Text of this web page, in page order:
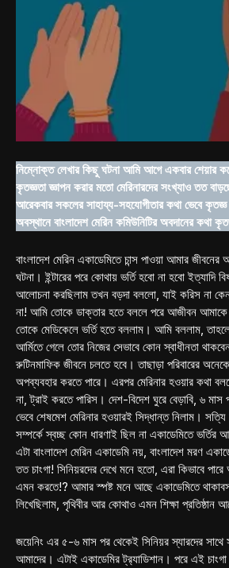
নিম্নোক্ত লেখার কিছু ঘটনা আমি আগে একবার শেয়ার
কৃতজ্ঞতা জ্ঞাপন করার মতো মেরিনারদের সংখ্যাও তত
আরেকবার সকলের সাহায্য-সহযোগীতার কথা ভেবে
অবস্থানে বাংলাদেশ মেরিন কমিউনিটির অবদানের কথা
বাংলাদেশ মেরিন একাডেমিতে চান্স পাওয়া আমার
ঘটনা। ইন্টারের পরে কোথায় ভর্তি হবো না হবো ইত্যাদি
আলোচনা করছিলাম তখন বড়দা বললো, যাই করিস না
না! আমি তোকে ডাক্তার হতে বললে পরে আজীবন আমাকে
তোকে মেডিকেলে ভর্তি হতে বললাম। আমি বললাম,
আর্মিতে গেলে তোর নিজের সেভাবে কোন স্বাধীনতা
রুটিনমাফিক জীবনে চলতে হবে। তাছাড়া পরিবারের
অপব্যবহার করতে পারে। এরপর মেরিনার হওয়ার কথা
না, ট্রাই করতে পারিস। দেশ-বিদেশ ঘুরে বেড়াবি, ৬
ভেবে শেষমেশ মেরিনার হওয়ারই সিদ্ধান্ত নিলাম। সত্যি
সম্পর্কে স্বচ্ছ কোন ধারণাই ছিল না একাডেমিতে ভর্তির
এটা বাংলাদেশ মেরিন একাডেমি নয়, বাংলাদেশ মরণ
তত চাংগা! সিনিয়রদের দেখে মনে হতো, এরা কিভাবে
এমন করতে!? আমার স্পষ্ট মনে আছে একাডেমিতে
লিখেছিলাম, পৃথিবীর আর কোথাও এমন শিক্ষা প্রতিষ্ঠান
জয়েনিং এর ৫-৬ মাস পর থেকেই সিনিয়র স্যারদের
আমাদের। এটাই একাডেমির ট্র‍্যাডিশান। পরে এই